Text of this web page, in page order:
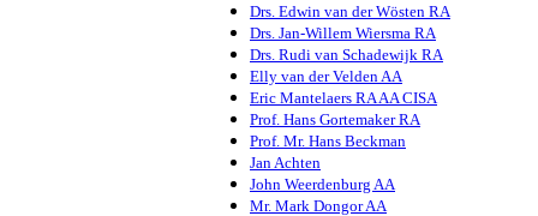
Drs. Edwin van der Wösten RA
Drs. Jan-Willem Wiersma RA
Drs. Rudi van Schadewijk RA
Elly van der Velden AA
Eric Mantelaers RA AA CISA
Prof. Hans Gortemaker RA
Prof. Mr. Hans Beckman
Jan Achten
John Weerdenburg AA
Mr. Mark Dongor AA